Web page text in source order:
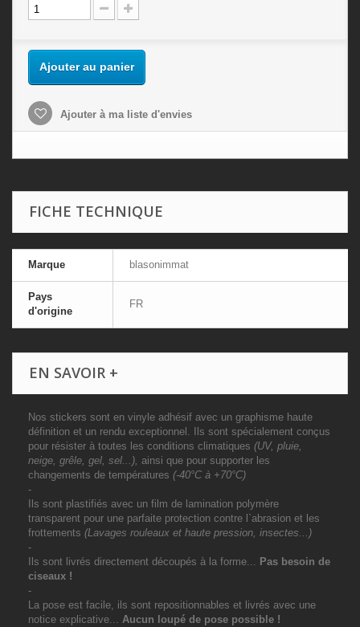
Ajouter au panier
Ajouter à ma liste d'envies
FICHE TECHNIQUE
Marque blasonimmat
Pays
d'origine
FR
EN SAVOIR +
Nos stickers sont en vinyle adhésif avec un graphisme haute
définition et un rendu exceptionnel. Ils sont spécialement conçus
pour résister à toutes les conditions climatiques (UV, pluie,
neige, grêle, gel, sel...), ainsi que pour supporter les
changements de températures (-40°C à +70°C)
-
Ils sont plastifiés avec un film de lamination polymère
transparent pour une parfaite protection contre l`abrasion et les
frottements (Lavages rouleaux et haute pression, insectes...)
-
Ils sont livrés directement découpés à la forme... Pas besoin de
ciseaux !
-
La pose est facile, ils sont repositionnables et livrés avec une
notice explicative... Aucun loupé de pose possible !